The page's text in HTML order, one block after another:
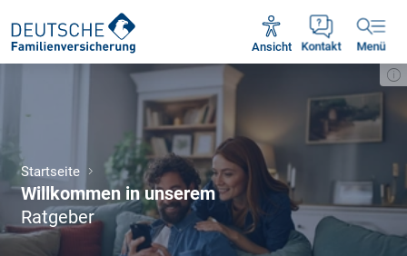
Kontakt
Ansicht Menü
Mo - Fr 09:00 - 18:30 Uhr
Startseite
Willkommen in unserem
Ratgeber